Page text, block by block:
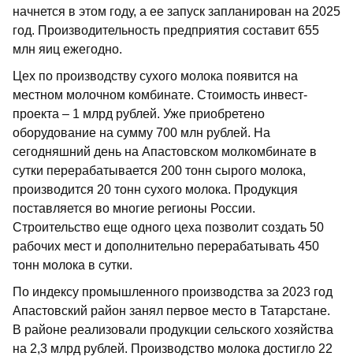
начнется в этом году, а ее запуск запланирован на 2025
год. Производительность предприятия составит 655
млн яиц ежегодно.
Цех по производству сухого молока появится на
местном молочном комбинате. Стоимость инвест­
проекта – 1 млрд рублей. Уже приобретено
оборудование на сумму 700 млн руб­лей. На
сегодняшний день на Апастовском молкомбинате в
сутки перерабатывается 200 тонн сырого молока,
производится 20 тонн сухого молока. Продукция
поставляется во многие регионы России.
Строительство еще одного цеха позволит создать 50
рабочих мест и дополнительно перерабатывать 450
тонн молока в сутки.
По индексу промышленного производства за 2023 год
Апастовский район занял первое место в Татар­стане.
В районе реализовали продукции сельского хозяйства
на 2,3 млрд рублей. Производство молока достигло 22